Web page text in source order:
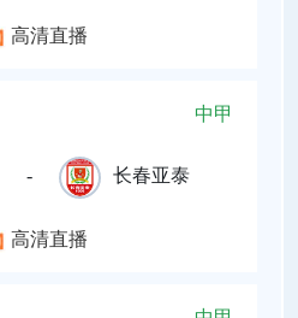
高清直播
中甲
- 长春亚泰
高清直播